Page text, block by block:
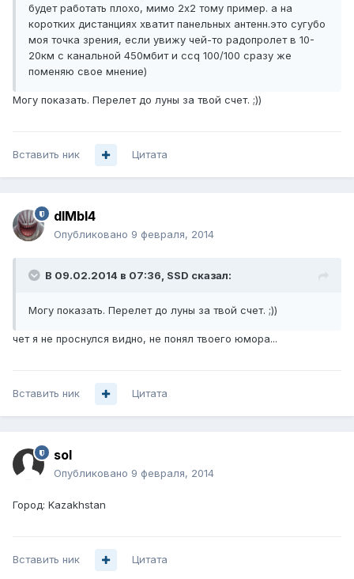
будет работать плохо, мимо 2х2 тому пример. а на
коротких дистанциях хватит панельных антенн.это сугубо
моя точка зрения, если увижу чей-то радопролет в 10-
20км с канальной 450мбит и ccq 100/100 сразу же
поменяю свое мнение)
Могу показать. Перелет до луны за твой счет. ;))
Вставить ник Цитата
dIMbI4
Опубликовано 9 февраля, 2014
В 09.02.2014 в 07:36, SSD сказал:
Могу показать. Перелет до луны за твой счет. ;))
чет я не проснулся видно, не понял твоего юмора...
Вставить ник Цитата
sol
Опубликовано 9 февраля, 2014
Город: Kazakhstan
Вставить ник Цитата